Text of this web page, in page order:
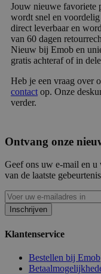
Jouw nieuwe favoriete
wordt snel en
direct leverbaar en
van 60 dagen
Nieuw bij Emob en
gratis achteraf of in
Heb je een vraag over
contact op. Onze
verder.
Ontvang onze
Geef ons uw e-mail en u
van de laatste
Inschrijven
Klantenservice
Bestellen bij Emob